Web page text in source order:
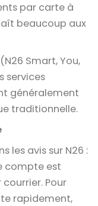
par carte à
beaucoup aux
Smart, You,
services
généralement
traditionnelle.
les avis sur N26 :
compte est
Pour
rapidement,